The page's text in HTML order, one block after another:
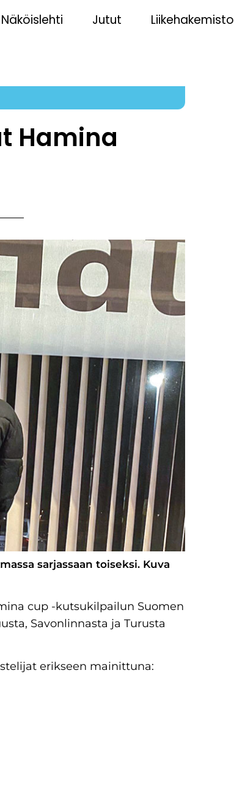
Näköislehti Jutut Liikehakemisto
Hamina
sarjassaan toiseksi. Kuva
cup -kutsukilpailun Suomen
Savonlinnasta ja Turusta
erikseen mainittuna: